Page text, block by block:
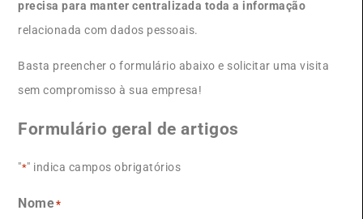
precisa para manter centralizada toda a informação
relacionada com dados pessoais.
Basta preencher o formulário abaixo e solicitar uma visita
sem compromisso à sua empresa!
Formulário geral de artigos
"*" indica campos obrigatórios
Nome*